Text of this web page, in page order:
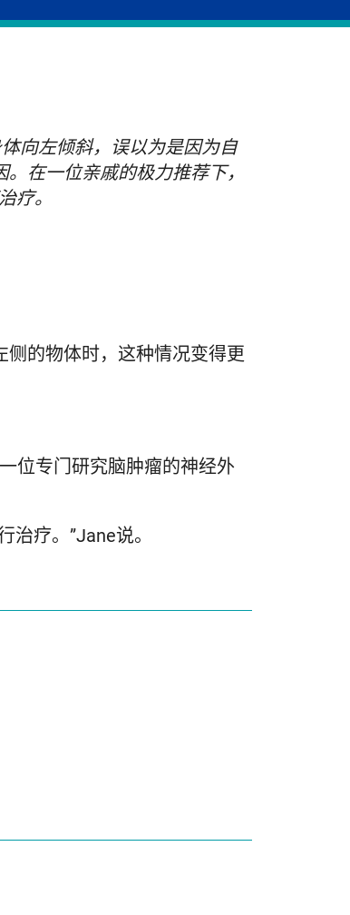
向左倾斜，误以为是因为自
在一位亲戚的极力推荐下，
疗。
的物体时，这种情况变得更
位专门研究脑肿瘤的神经外
疗。”Jane说。